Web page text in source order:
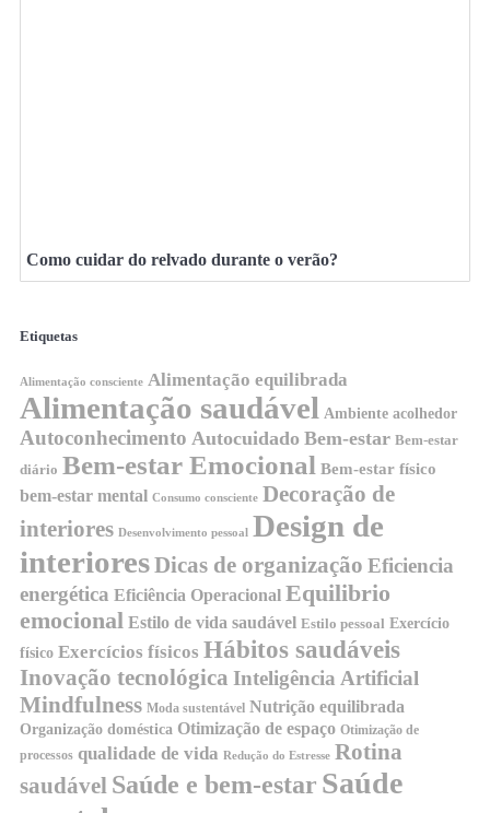
Como cuidar do relvado durante o verão?
Etiquetas
Alimentação consciente Alimentação equilibrada
Alimentação saudável Ambiente acolhedor
Autoconhecimento Autocuidado Bem-estar Bem-estar
diário Bem-estar Emocional Bem-estar físico
bem-estar mental Consumo consciente Decoração de
interiores Desenvolvimento pessoal
Design de
interioresDicas de organização Eficiencia
energética Eficiência Operacional Equilibrio
emocional Estilo de vida saudável Estilo pessoal Exercício
físico Exercícios físicos Hábitos saudáveis
Inovação tecnológica Inteligência Artificial
Mindfulness Moda sustentável Nutrição equilibrada
Organização doméstica Otimização de espaço Otimização de
processos qualidade de vida Redução do Estresse Rotina
saudável Saúde e bem-estar Saúde